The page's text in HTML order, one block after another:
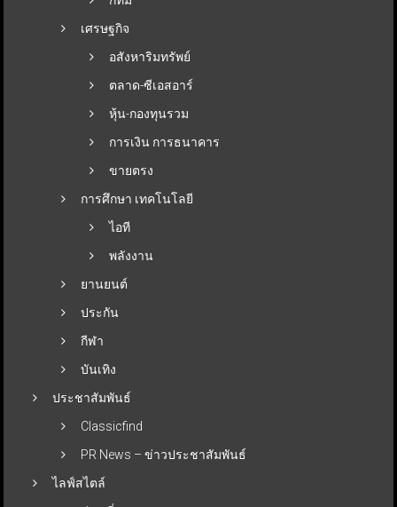
เศรษฐกิจ
อสังหาริมทรัพย์
ตลาด-ซีเอสอาร์
หุ้น-กองทุนรวม
การเงิน การธนาคาร
ขายตรง
การศึกษา เทคโนโลยี
ไอที
พลังงาน
ยานยนต์
ประกัน
กีฬา
บันเทิง
ประชาสัมพันธ์
Classicfind
PR News – ข่าวประชาสัมพันธ์
ไลฟ์สไตล์